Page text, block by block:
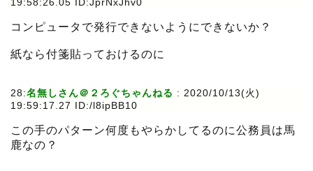
19:58:26.05 ID:JprNxJhv0
コンピュータで発行できないようにできないか？
紙なら付箋貼っておけるのに
28:名無しさん＠２ろぐちゃんねる : 2020/10/13(火)
19:59:17.27 ID:/l8ipBB10
この手のパターン何度もやらかしてるのに公務員は馬
鹿なの？